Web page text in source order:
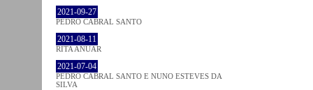
2021-09-27
PEDRO CABRAL SANTO
2021-08-11
RITA ANUAR
2021-07-04
PEDRO CABRAL SANTO E NUNO ESTEVES DA
SILVA